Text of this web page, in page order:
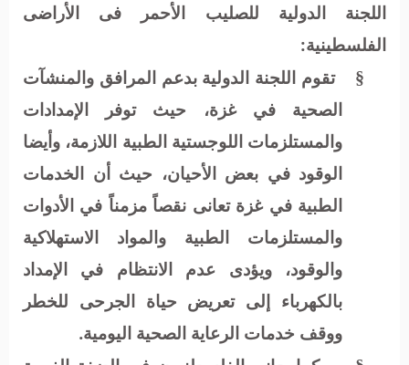
اللجنة الدولية للصليب الأحمر فى الأراضى
الفلسطينية:
§
تقوم اللجنة الدولية بدعم المرافق والمنشآت
الصحية في غزة، حيث توفر الإمدادات
والمستلزمات اللوجستية الطبية اللازمة، وأيضا
الوقود في بعض الأحيان، حيث أن الخدمات
الطبية في غزة تعانى نقصاً مزمناً في الأدوات
والمستلزمات الطبية والمواد الاستهلاكية
والوقود، ويؤدى عدم الانتظام في الإمداد
بالكهرباء إلى تعريض حياة الجرحى للخطر
ووقف خدمات الرعاية الصحية اليومية.